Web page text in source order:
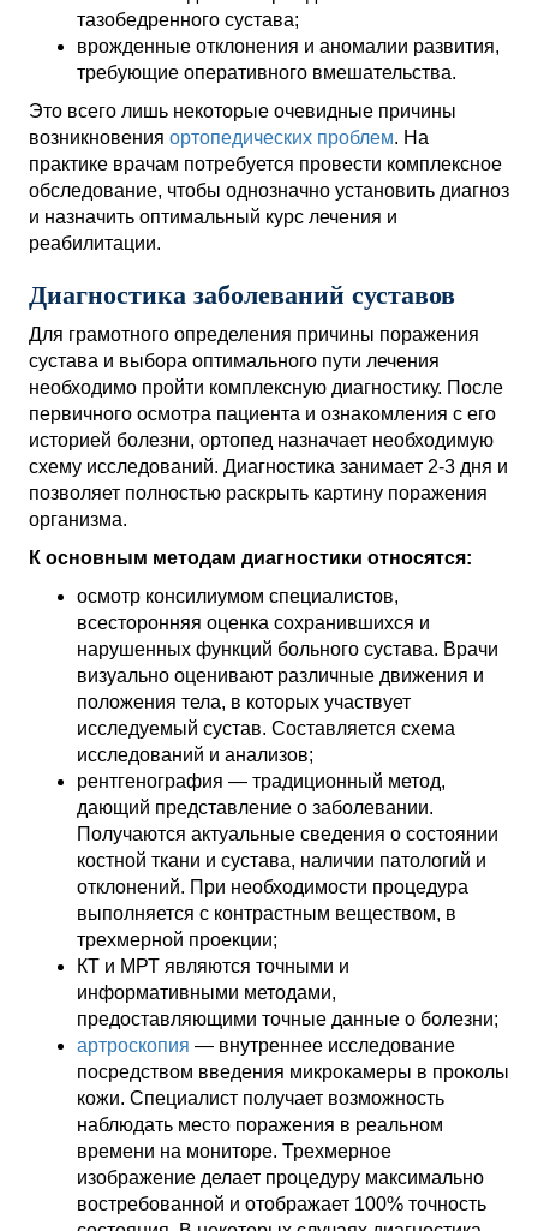
тазобедренного сустава;
врожденные отклонения и аномалии развития,
требующие оперативного вмешательства.
Это всего лишь некоторые очевидные причины
возникновения ортопедических проблем. На
практике врачам потребуется провести комплексное
обследование, чтобы однозначно установить диагноз
и назначить оптимальный курс лечения и
реабилитации.
Диагностика заболеваний суставов
Для грамотного определения причины поражения
сустава и выбора оптимального пути лечения
необходимо пройти комплексную диагностику. После
первичного осмотра пациента и ознакомления с его
историей болезни, ортопед назначает необходимую
схему исследований. Диагностика занимает 2-3 дня и
позволяет полностью раскрыть картину поражения
организма.
К основным методам диагностики относятся:
осмотр консилиумом специалистов,
всесторонняя оценка сохранившихся и
нарушенных функций больного сустава. Врачи
визуально оценивают различные движения и
положения тела, в которых участвует
исследуемый сустав. Составляется схема
исследований и анализов;
рентгенография — традиционный метод,
дающий представление о заболевании.
Получаются актуальные сведения о состоянии
костной ткани и сустава, наличии патологий и
отклонений. При необходимости процедура
выполняется с контрастным веществом, в
трехмерной проекции;
КТ и МРТ являются точными и
информативными методами,
предоставляющими точные данные о болезни;
артроскопия — внутреннее исследование
посредством введения микрокамеры в проколы
кожи. Специалист получает возможность
наблюдать место поражения в реальном
времени на мониторе. Трехмерное
изображение делает процедуру максимально
востребованной и отображает 100% точность